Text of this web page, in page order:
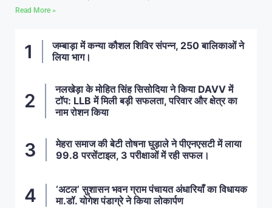
Read More »
जम्बाड़ा में कन्या कौशल शिविर संपन्न, 250 बालिकाओं ने
लिया भाग।
नलखेड़ा के मोहित सिंह सिसोदिया ने किया DAVV में
टॉप: LLB में मिली बड़ी सफलता, परिवार और क्षेत्र का
नाम रोशन किया
मेहरा समाज की बेटी तोषना घुड़ाले ने पीएनएसटी में लाया
99.8 परसेंटाइल, 3 परीक्षाओं में रही सफल।
‘अटल’ सुशासन भवन ग्राम पंचायत अंधारियाँ का विधायक
मा.डॉ. योगेश पंडाग्रे ने किया लोकार्पण